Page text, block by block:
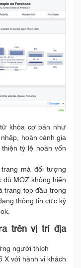
khóa cơ bản như
hoàn cảnh gia
tỷ lệ hoàn vốn
mà đối tượng
dù MOZ không hiển
trang top đầu trong
thông tin cực kỳ
trên vị trí địa
người thích
X với hành vi khách